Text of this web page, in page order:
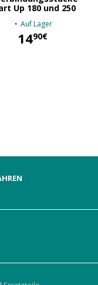
Up 180 und 250
Auf Lager
1490€